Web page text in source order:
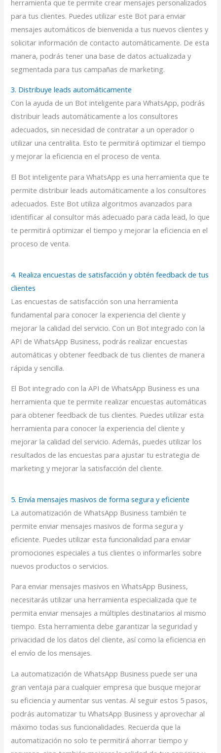
herramienta que te permite crear mensajes personalizados
para tus clientes. Puedes utilizar este Bot para enviar
mensajes automáticos de bienvenida a tus nuevos clientes y
solicitar información de contacto automáticamente. De esta
manera, podrás tener una base de datos actualizada y
segmentada para tus campañas de marketing.
3. Distribuye leads automáticamente
Con la ayuda de un Bot inteligente para WhatsApp, podrás
distribuir leads automáticamente a los consultores
adecuados, sin necesidad de contratar a un operador o
utilizar una centralita. Esto te permitirá optimizar el tiempo
y mejorar la eficiencia en el proceso de venta.
El Bot inteligente para WhatsApp es una herramienta que te
permite distribuir leads automáticamente a los consultores
adecuados. Este Bot utiliza algoritmos avanzados para
identificar al consultor más adecuado para cada lead, lo que
te permitirá optimizar el tiempo y mejorar la eficiencia en el
proceso de venta.
4. Realiza encuestas de satisfacción y obtén feedback de tus
clientes
Las encuestas de satisfacción son una herramienta
fundamental para conocer la experiencia del cliente y
mejorar la calidad del servicio. Con un Bot integrado con la
API de WhatsApp Business, podrás realizar encuestas
automáticas y obtener feedback de tus clientes de manera
rápida y sencilla.
El Bot integrado con la API de WhatsApp Business es una
herramienta que te permite realizar encuestas automáticas
para obtener feedback de tus clientes. Puedes utilizar esta
herramienta para conocer la experiencia del cliente y
mejorar la calidad del servicio. Además, puedes utilizar los
resultados de las encuestas para ajustar tu estrategia de
marketing y mejorar la satisfacción del cliente.
5. Envía mensajes masivos de forma segura y eficiente
La automatización de WhatsApp Business también te
permite enviar mensajes masivos de forma segura y
eficiente. Puedes utilizar esta funcionalidad para enviar
promociones especiales a tus clientes o informarles sobre
nuevos productos o servicios.
Para enviar mensajes masivos en WhatsApp Business,
necesitarás utilizar una herramienta especializada que te
permita enviar mensajes a múltiples destinatarios al mismo
tiempo. Esta herramienta debe garantizar la seguridad y
privacidad de los datos del cliente, así como la eficiencia en
el envío de los mensajes.
La automatización de WhatsApp Business puede ser una
gran ventaja para cualquier empresa que busque mejorar
su eficiencia y aumentar sus ventas. Al seguir estos 5 pasos,
podrás automatizar tu WhatsApp Business y aprovechar al
máximo todas sus funcionalidades. Recuerda que la
automatización no solo te permitirá ahorrar tiempo y